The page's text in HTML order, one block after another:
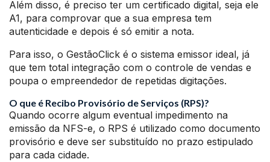
Além disso, é preciso ter um certificado digital, seja ele
A1, para comprovar que a sua empresa tem
autenticidade e depois é só emitir a nota.
Para isso, o GestãoClick é o sistema emissor ideal, já
que tem total integração com o controle de vendas e
poupa o empreendedor de repetidas digitações.
O que é Recibo Provisório de Serviços (RPS)?
Quando ocorre algum eventual impedimento na
emissão da NFS-e, o RPS é utilizado como documento
provisório e deve ser substituído no prazo estipulado
para cada cidade.